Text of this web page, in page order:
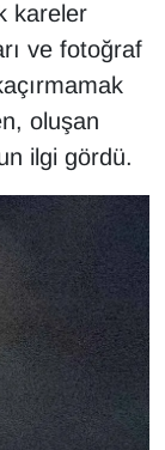
kareler
ve fotoğraf
oluşan
ilgi gördü.